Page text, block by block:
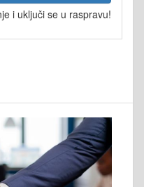
i uključi se u raspravu!